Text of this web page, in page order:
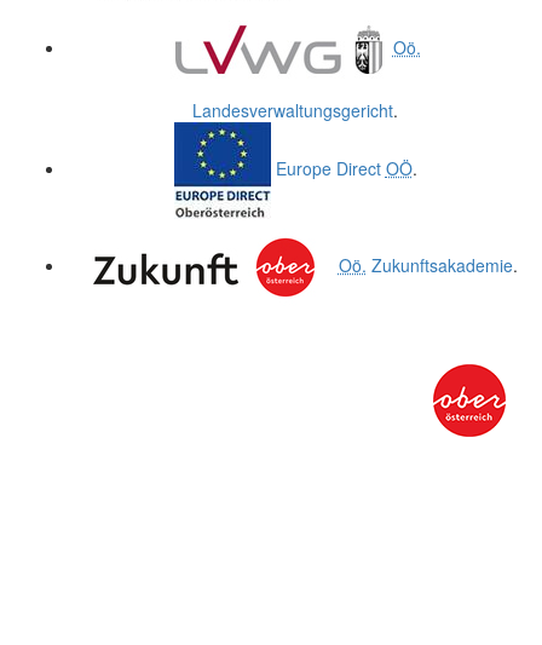
Oö.
Landesverwaltungsgericht.
Europe Direct OÖ.
Oö. Zukunftsakademie.